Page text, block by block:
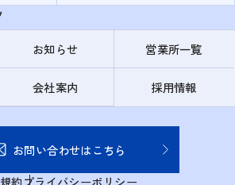
お知らせ 営業所一覧
会社案内 採用情報
お問い合わせはこちら
約プライバシーポリシー